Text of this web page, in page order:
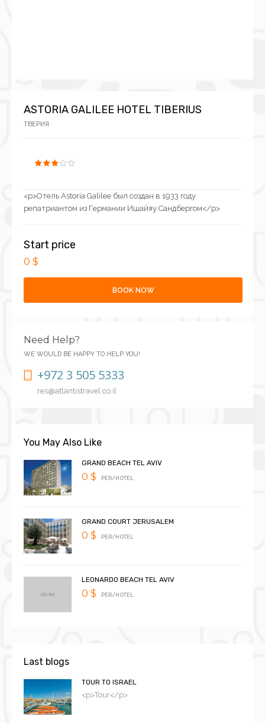
ASTORIA GALILEE HOTEL TIBERIUS
ТВЕРИЯ
<p>Отель Astoria Galilee был создан в 1933 году
репатриантом из Германии Ишайяу Сандбергом</p>
Start price
0 $
BOOK NOW
Need Help?
WE WOULD BE HAPPY TO HELP YOU!
+972 3 505 5333
res@atlantistravel.co.il
You May Also Like
GRAND BEACH TEL AVIV
0 $ PER/HOTEL
GRAND COURT JERUSALEM
0 $ PER/HOTEL
LEONARDO BEACH TEL AVIV
0 $ PER/HOTEL
Last blogs
TOUR TO ISRAEL
<p>Tour</p>